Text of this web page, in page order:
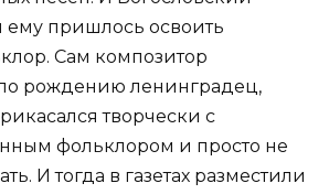
ему пришлось освоить
Сам композитор
рождению ленинградец,
творчески с
фольклором и просто не
И тогда в газетах разместили